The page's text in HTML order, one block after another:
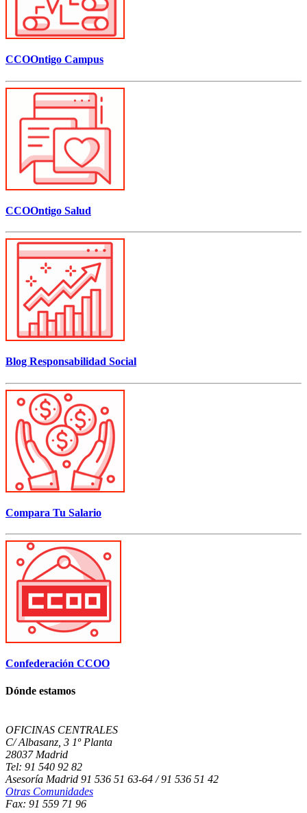
CCOOntigo Campus
CCOOntigo Salud
Blog Responsabilidad Social
Compara Tu Salario
Confederación CCOO
Dónde estamos
OFICINAS CENTRALES
C/ Albasanz, 3 1º Planta
28037 Madrid
Tel: 91 540 92 82
Asesoría Madrid 91 536 51 63-64 / 91 536 51 42
Otras Comunidades
Fax: 91 559 71 96